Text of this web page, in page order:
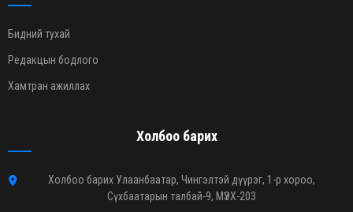
Бидний тухай
Редакцын бодлого
Хамтран ажиллах
Холбоо барих
Холбоо барих Улаанбаатар, Чингэлтэй дүүрэг, 1-р хороо,
Сүхбаатарын талбай-9, МҮЭХ-203